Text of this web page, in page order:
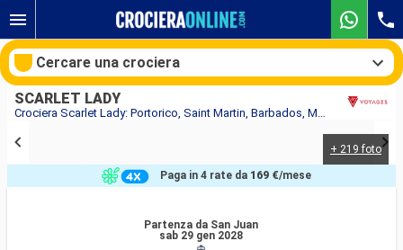
Crociera Scarlet Lady: Portorico, Saint Martin, Barbados, Martinica, Saint Thomas in partenza da San Juan
SCARLET LADY
+ 219 foto
Partenza da San Juan
sab 29 gen 2028
Paga in 4 rate da169 €/mese
Cercare una crociera
Le nostre destinazioni
Compagnie